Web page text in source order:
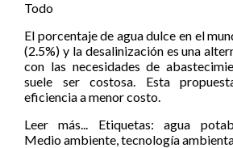
Todo
El porcentaje de agua dulce en el
(2.5%) y la desalinización es una
con las necesidades de
suele ser costosa. Esta
eficiencia a menor costo.
Leer más...
Etiquetas:agua
Medio ambiente,tecnología